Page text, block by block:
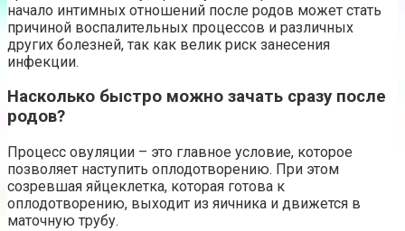
начало интимных отношений после родов может стать
причиной воспалительных процессов и различных
других болезней, так как велик риск занесения
инфекции.
Насколько быстро можно зачать сразу после
родов?
Процесс овуляции – это главное условие, которое
позволяет наступить оплодотворению. При этом
созревшая яйцеклетка, которая готова к
оплодотворению, выходит из яичника и движется в
маточную трубу.